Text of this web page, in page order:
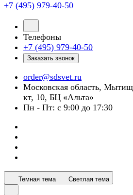
+7 (495) 979-40-50
Телефоны
+7 (495) 979-40-50
Заказать звонок
order@sdsvet.ru
Московская область,
кт, 10, БЦ «Альта»
Пн - Пт: с 9:00 до 17:30
Темная тема Светлая тема